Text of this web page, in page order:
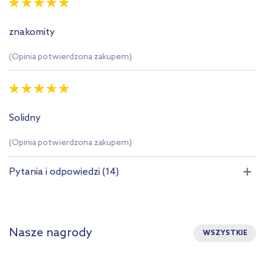
znakomity
(Opinia potwierdzona zakupem)
Solidny
(Opinia potwierdzona zakupem)
Pytania i odpowiedzi (14)
Nasze nagrody WSZYSTKIE